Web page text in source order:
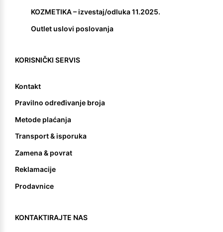
KOZMETIKA – izvestaj/odluka 11.2025.
Outlet uslovi poslovanja
KORISNIČKI SERVIS
Kontakt
Pravilno određivanje broja
Metode plaćanja
Transport & isporuka
Zamena & povrat
Reklamacije
Prodavnice
KONTAKTIRAJTE NAS